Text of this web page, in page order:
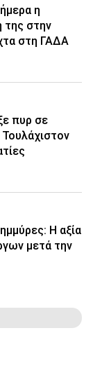
η
της στην
στη ΓΑΔΑ
πυρ σε
Η αξία
μετά την